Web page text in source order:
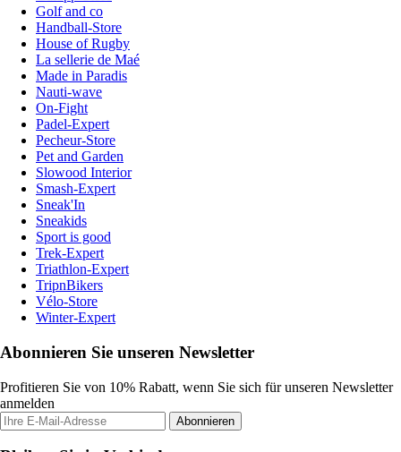
Golf and co
Handball-Store
House of Rugby
La sellerie de Maé
Made in Paradis
Nauti-wave
On-Fight
Padel-Expert
Pecheur-Store
Pet and Garden
Slowood Interior
Smash-Expert
Sneak'In
Sneakids
Sport is good
Trek-Expert
Triathlon-Expert
TripnBikers
Vélo-Store
Winter-Expert
Abonnieren Sie unseren Newsletter
Profitieren Sie von 10% Rabatt, wenn Sie sich für unseren Newsletter
anmelden
Abonnieren